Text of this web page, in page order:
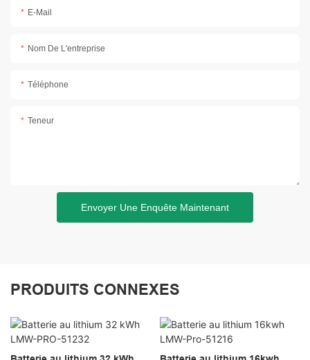
E-Mail
Nom De L'entreprise
Téléphone
Teneur
Envoyer Une Enquête Maintenant
PRODUITS CONNEXES